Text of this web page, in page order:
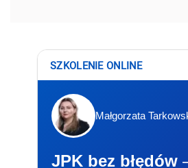
SZKOLENIE ONLINE
Małgorzata
JPK bez błędów